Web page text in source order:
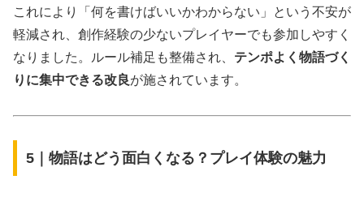
これにより「何を書けばいいかわからない」という不安が
軽減され、創作経験の少ないプレイヤーでも参加しやすく
なりました。ルール補足も整備され、 テンポよく物語づく
りに集中できる改良が施されています。
5｜物語はどう面白くなる？プレイ体験の魅力